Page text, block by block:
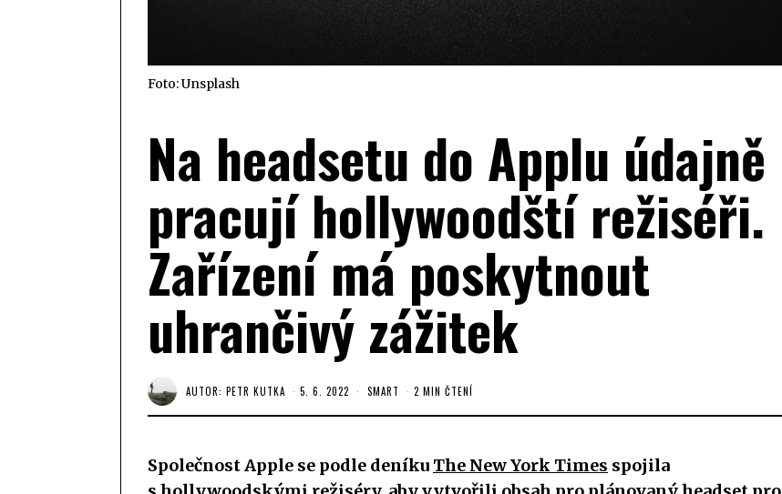
Foto: Unsplash
Na headsetu do Applu údajně
pracují hollywoodští režiséři.
Zařízení má poskytnout
uhrančivý zážitek
AUTOR: PETR KUTKA 5. 6. 2022 SMART 2 MIN ČTENÍ
Společnost Apple se podle deníku The New York Times spojila